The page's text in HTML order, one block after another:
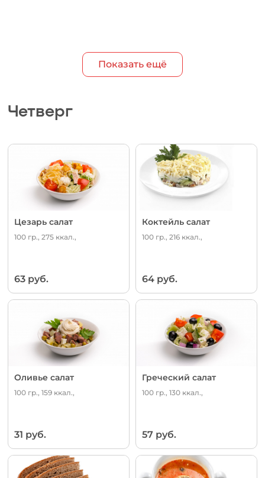
Показать ещё
Четверг
Цезарь салат
100 гр., 275 ккал.,
63 руб.
Коктейль салат
100 гр., 216 ккал.,
64 руб.
Оливье салат
100 гр., 159 ккал.,
31 руб.
Греческий салат
100 гр., 130 ккал.,
57 руб.